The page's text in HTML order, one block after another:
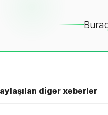
digər xəbərlər